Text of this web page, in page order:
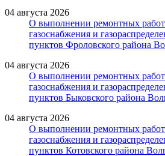
04 августа 2026
О выполнении ремонтных работ
газоснабжения и
пунктов Фроловского района
04 августа 2026
О выполнении ремонтных работ
газоснабжения и
пунктов Быковского района
04 августа 2026
О выполнении ремонтных работ
газоснабжения и
пунктов Котовского района